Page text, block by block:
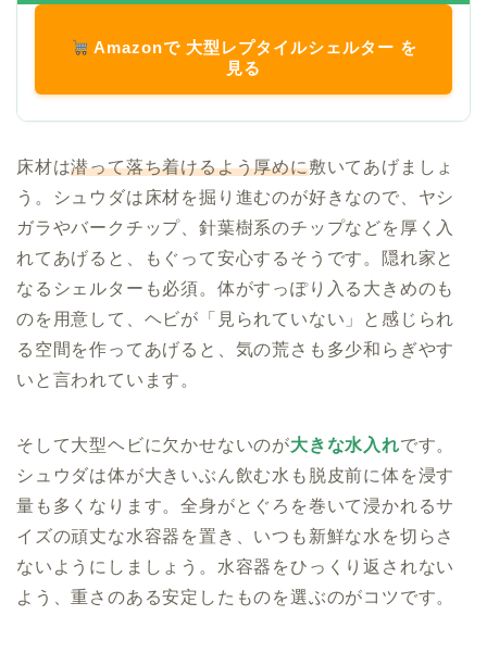
Amazonで 大型レプタイルシェルター を
見る
床材は潜って落ち着けるよう厚めに敷いてあげましょ
う。シュウダは床材を掘り進むのが好きなので、ヤシ
ガラやバークチップ、針葉樹系のチップなどを厚く入
れてあげると、もぐって安心するそうです。隠れ家と
なるシェルターも必須。体がすっぽり入る大きめのも
のを用意して、ヘビが「見られていない」と感じられ
る空間を作ってあげると、気の荒さも多少和らぎやす
いと言われています。
そして大型ヘビに欠かせないのが大きな水入れです。
シュウダは体が大きいぶん飲む水も脱皮前に体を浸す
量も多くなります。全身がとぐろを巻いて浸かれるサ
イズの頑丈な水容器を置き、いつも新鮮な水を切らさ
ないようにしましょう。水容器をひっくり返されない
よう、重さのある安定したものを選ぶのがコツです。